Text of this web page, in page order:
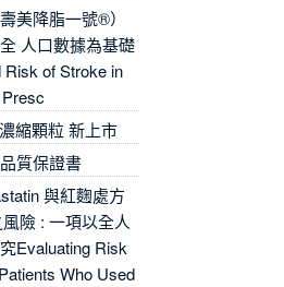
美降脂一號®）
人口數據為基礎
of Stroke in
縮顆粒 新上市
質保證書
與紅麴處方
險 : 一項以全人
Evaluating Risk
Who Used